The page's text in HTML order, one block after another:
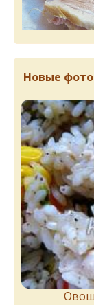
Новые